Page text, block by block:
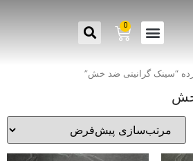
0
“سینک گرانیتی ضد خش”
خش